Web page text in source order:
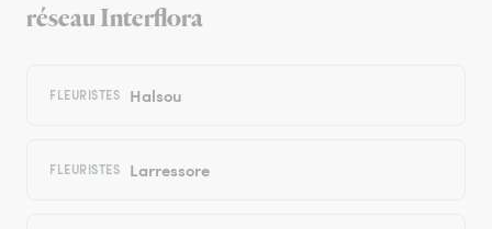
réseau Interflora
FLEURISTES Halsou
FLEURISTES Larressore